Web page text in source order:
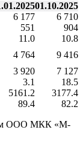
01.10.2025
6 177
6 710
551
904
11.0
10.8
4 764
9 416
3 920
7 127
3.1
18.5
5161.2
3177.4
89.4
82.2
ООО МКК «М-